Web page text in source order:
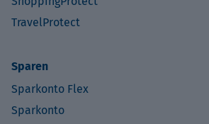
TravelProtect
Sparen
Sparkonto Flex
Sparkonto